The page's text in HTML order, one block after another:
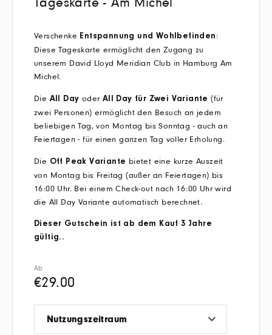
Verschenke Entspannung und Wohlbefinden :
Diese Tageskarte ermöglicht den Zugang zu
unserem David Lloyd Meridian Club in Hamburg Am
Michel.
Die All Day oder All Day für Zwei Variante (für
zwei Personen) ermöglicht den Besuch an jedem
beliebigen Tag, von Montag bis Sonntag - auch an
Feiertagen - für einen ganzen Tag voller Erholung.
Die Off Peak Variante bietet eine kurze Auszeit
von Montag bis Freitag (außer an Feiertagen) bis
16:00 Uhr. Bei einem Check-out nach 16:00 Uhr wird
die All Day Variante automatisch berechnet.
Dieser Gutschein ist ab dem Kauf 3 Jahre
gültig..
Ab
€29.00
Nutzungszeitraum